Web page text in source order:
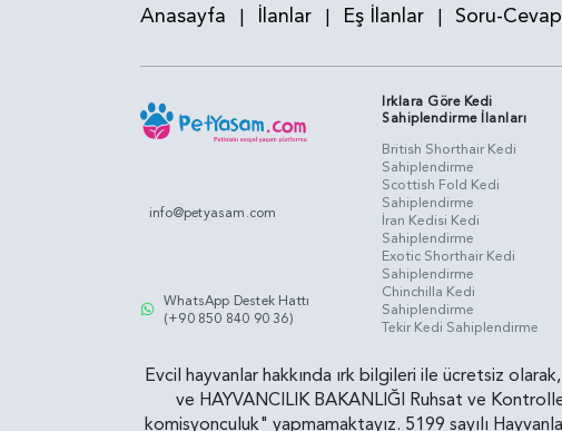
Anasayfa | İlanlar | Eş İlanlar | Soru-Cevap
info@petyasam.com
WhatsApp Destek Hattı
(+90 850 840 90 36)
Irklara Göre Kedi
Sahiplendirme İlanları
British Shorthair Kedi
Sahiplendirme
Scottish Fold Kedi
Sahiplendirme
İran Kedisi Kedi
Sahiplendirme
Exotic Shorthair Kedi
Sahiplendirme
Chinchilla Kedi
Sahiplendirme
Tekir Kedi Sahiplendirme
Evcil hayvanlar hakkında ırk bilgileri ile ücretsiz
ve HAYVANCILIK BAKANLIĞI Ruhsat ve
komisyonculuk" yapmamaktayız. 5199 sayılı